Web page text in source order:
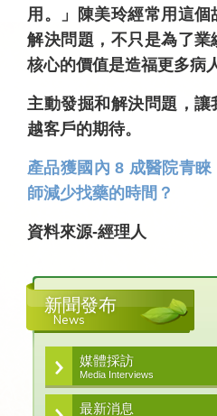
用。」陳美玲經常用這
解決問題，不只是為了
核心的價值是造福更多病
主動發掘和解決問題，
越客戶的期待。
產品獲國內 8 成醫院青
師減少找藥的時間？
資料來源-經理人
新聞發布
News
媒體採訪
Media Interviews
最新消息